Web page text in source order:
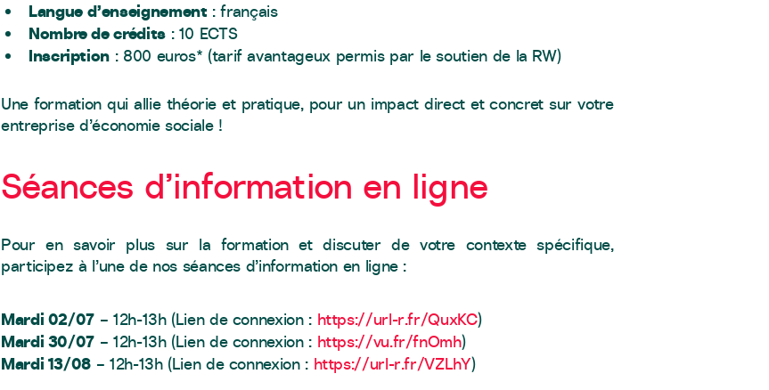
Langue d’enseignement : français
Nombre de crédits: 10 ECTS
Inscription : 800 euros* (tarif avantageux permis par le soutien de la RW)
Une formation qui allie théorie et pratique, pour un impact direct et concret sur votre
entreprise d’économie sociale !
Séances d’information en ligne
Pour en savoir plus sur la formation et discuter de votre contexte spécifique,
participez à l’une de nos séances d’information en ligne :
Mardi 02/07 – 12h-13h (Lien de connexion : https://url-r.fr/QuxKC)
Mardi 30/07 – 12h-13h (Lien de connexion : https://vu.fr/fnOmh)
Mardi 13/08 – 12h-13h (Lien de connexion : https://url-r.fr/VZLhY)